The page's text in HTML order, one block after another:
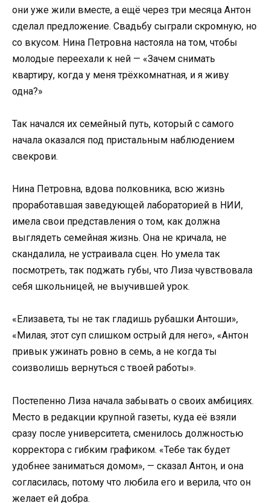
они уже жили вместе, а ещё через три месяца Антон
сделал предложение. Свадьбу сыграли скромную, но
со вкусом. Нина Петровна настояла на том, чтобы
молодые переехали к ней — «Зачем снимать
квартиру, когда у меня трёхкомнатная, и я живу
одна?»
Так начался их семейный путь, который с самого
начала оказался под пристальным наблюдением
свекрови.
Нина Петровна, вдова полковника, всю жизнь
проработавшая заведующей лабораторией в НИИ,
имела свои представления о том, как должна
выглядеть семейная жизнь. Она не кричала, не
скандалила, не устраивала сцен. Но умела так
посмотреть, так поджать губы, что Лиза чувствовала
себя школьницей, не выучившей урок.
«Елизавета, ты не так гладишь рубашки Антоши»,
«Милая, этот суп слишком острый для него», «Антон
привык ужинать ровно в семь, а не когда ты
соизволишь вернуться с твоей работы».
Постепенно Лиза начала забывать о своих амбициях.
Место в редакции крупной газеты, куда её взяли
сразу после университета, сменилось должностью
корректора с гибким графиком. «Тебе так будет
удобнее заниматься домом», — сказал Антон, и она
согласилась, потому что любила его и верила, что он
желает ей добра.